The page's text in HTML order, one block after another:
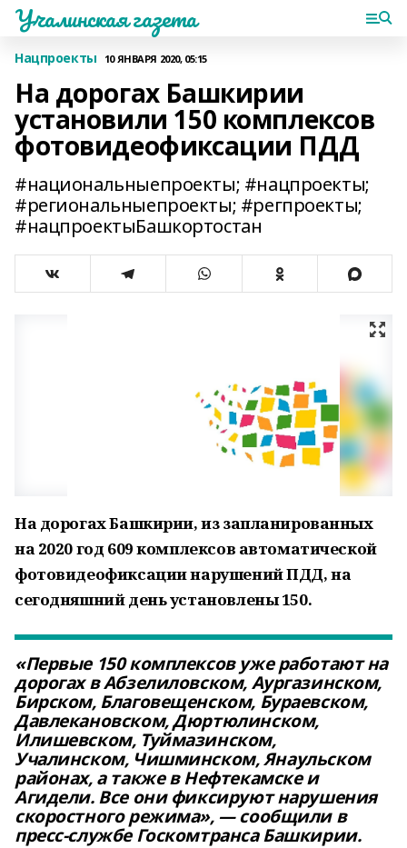
Учалинская газета
Нацпроекты 10 ЯНВАРЯ 2020, 05:15
На дорогах Башкирии
установили 150 комплексов
фотовидеофиксации ПДД
#национальныепроекты; #нацпроекты;
#региональныепроекты; #регпроекты;
#нацпроектыБашкортостан
На дорогах Башкирии, из запланированных
на 2020 год 609 комплексов автоматической
фотовидеофиксации нарушений ПДД, на
сегодняшний день установлены 150.
«Первые 150 комплексов уже работают на
дорогах в Абзелиловском, Аургазинском,
Бирском, Благовещенском, Бураевском,
Давлекановском, Дюртюлинском,
Илишевском, Туймазинском,
Учалинском, Чишминском, Янаульском
районах, а также в Нефтекамске и
Агидели. Все они фиксируют нарушения
скоростного режима», — сообщили в
пресс-службе Госкомтранса Башкирии.